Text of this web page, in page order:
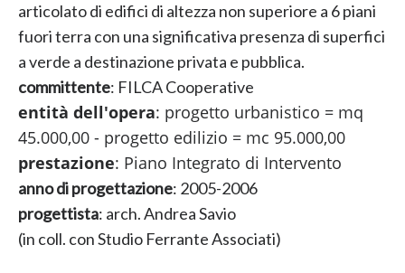
articolato di edifici di altezza non superiore a 6 piani
fuori terra con una significativa presenza di superfici
a verde a destinazione privata e pubblica.
committente: FILCA Cooperative
entità dell'opera: progetto urbanistico = mq
45.000,00 - progetto edilizio = mc 95.000,00
prestazione: Piano Integrato di Intervento
anno di progettazione: 2005-2006
progettista: arch. Andrea Savio
(in coll. con Studio Ferrante Associati)